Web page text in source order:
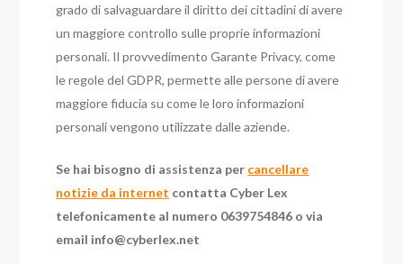
grado di salvaguardare il diritto dei cittadini di avere
un maggiore controllo sulle proprie informazioni
personali. Il provvedimento Garante Privacy, come
le regole del GDPR, permette alle persone di avere
maggiore fiducia su come le loro informazioni
personali vengono utilizzate dalle aziende.
Se hai bisogno di assistenza per cancellare
notizie da internet contatta Cyber Lex
telefonicamente al numero 0639754846 o via
email info@cyberlex.net